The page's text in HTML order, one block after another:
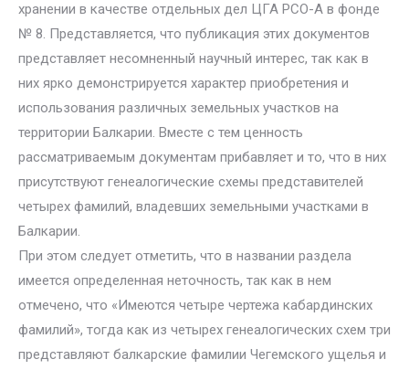
хранении в качестве отдельных дел ЦГА РСО-А в фонде
№ 8. Представляется, что публикация этих документов
представляет несомненный научный интерес, так как в
них ярко демонстрируется характер приобретения и
использования различных земельных участков на
территории Балкарии. Вместе с тем ценность
рассматриваемым документам прибавляет и то, что в них
присутствуют генеалогические схемы представителей
четырех фамилий, владевших земельными участками в
Балкарии.
При этом следует отметить, что в названии раздела
имеется определенная неточность, так как в нем
отмечено, что «Имеются четыре чертежа кабардинских
фамилий», тогда как из четырех генеалогических схем три
представляют балкарские фамилии Чегемского ущелья и